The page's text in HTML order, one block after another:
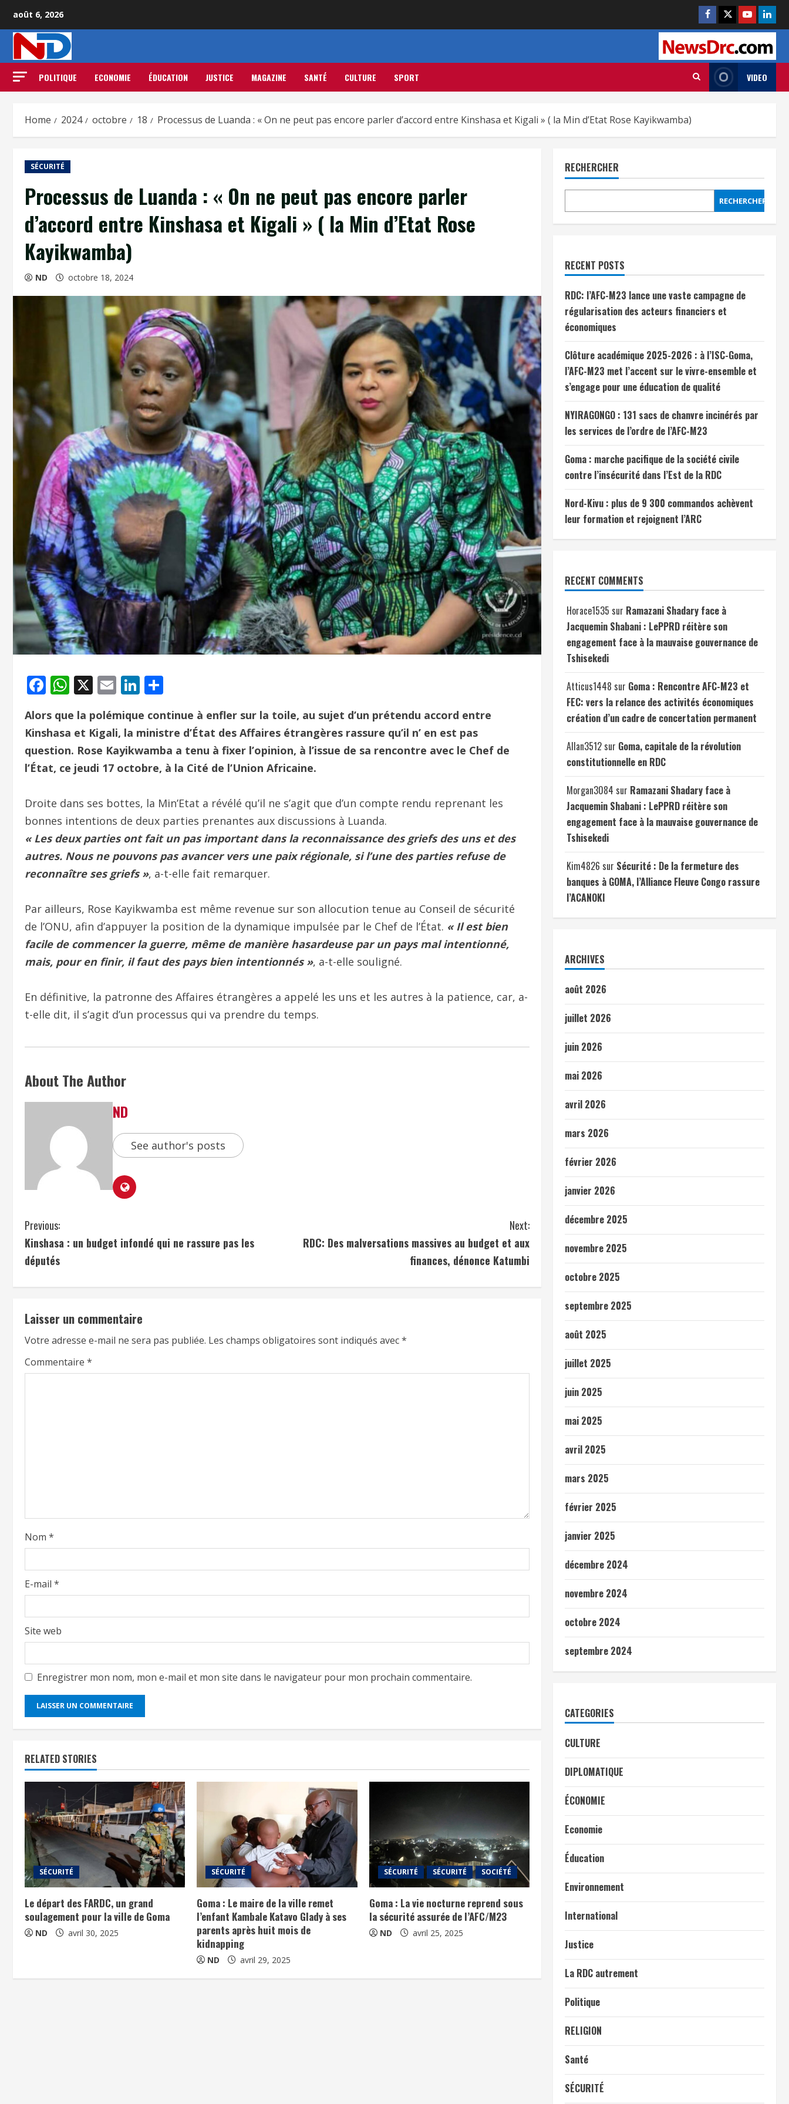
août 6, 2026
POLITIQUE ECONOMIE ÉDUCATION JUSTICE MAGAZINE SANTÉ CULTURE SPORT VIDEO
Home 2024 octobre 18 Processus de Luanda : « On ne peut pas encore parler d’accord entre Kinshasa et Kigali » ( la Min d’Etat Rose Kayikwamba)
SÉCURITÉ
Processus de Luanda : « On ne peut pas encore parler
d’accord entre Kinshasa et Kigali » ( la Min d’Etat Rose
Kayikwamba)
ND octobre 18, 2024
Facebook
WhatsApp
X EmailLinkedIn
Alors que la polémique continue à enfler sur la toile, au sujet d’un prétendu accord entre
Kinshasa et Kigali, la ministre d’État des Affaires étrangères rassure qu’il n’ en est pas
question. Rose Kayikwamba a tenu à fixer l’opinion, à l’issue de sa rencontre avec le Chef de
l’État, ce jeudi 17 octobre, à la Cité de l’Union Africaine.
Droite dans ses bottes, la Min’Etat a révélé qu’il ne s’agit que d’un compte rendu reprenant les
bonnes intentions de deux parties prenantes aux discussions à Luanda.
« Les deux parties ont fait un pas important dans la reconnaissance des griefs des uns et des
autres. Nous ne pouvons pas avancer vers une paix régionale, si l’une des parties refuse de
reconnaître ses griefs », a-t-elle fait remarquer.
Par ailleurs, Rose Kayikwamba est même revenue sur son allocution tenue au Conseil de sécurité
de l’ONU, afin d’appuyer la position de la dynamique impulsée par le Chef de l’État. « Il est bien
facile de commencer la guerre, même de manière hasardeuse par un pays mal intentionné,
mais, pour en finir, il faut des pays bien intentionnés », a-t-elle souligné.
En définitive, la patronne des Affaires étrangères a appelé les uns et les autres à la patience, car, a-
t-elle dit, il s’agit d’un processus qui va prendre du temps.
About The Author
ND
See author's posts
Previous:
Kinshasa : un budget infondé qui ne rassure pas les
députés
Next:
RDC: Des malversations massives au budget et aux
finances, dénonce Katumbi
Laisser un commentaire
Votre adresse e-mail ne sera pas publiée. Les champs obligatoires sont indiqués avec*
Commentaire *
Nom *
E-mail *
Site web
Enregistrer mon nom, mon e-mail et mon site dans le navigateur pour mon prochain commentaire.
RELATED STORIES
SÉCURITÉ
Le départ des FARDC, un grand
soulagement pour la ville de Goma
ND avril 30, 2025
SÉCURITÉ
Goma : Le maire de la ville remet
l’enfant Kambale Katavo Glady à ses
parents après huit mois de
kidnapping
ND avril 29, 2025
SÉCURITÉ SÉCURITÉ SOCIÉTÉ
Goma : La vie nocturne reprend sous
la sécurité assurée de l’AFC/M23
ND avril 25, 2025
RECHERCHER
RECHERCHER
RECENT POSTS
RDC: l’AFC-M23 lance une vaste campagne de
régularisation des acteurs financiers et
économiques
Clôture académique 2025-2026 : à l’ISC-Goma,
l’AFC-M23 met l’accent sur le vivre-ensemble et
s’engage pour une éducation de qualité
NYIRAGONGO : 131 sacs de chanvre incinérés par
les services de l’ordre de l’AFC-M23
Goma : marche pacifique de la société civile
contre l’insécurité dans l’Est de la RDC
Nord-Kivu : plus de 9 300 commandos achèvent
leur formation et rejoignent l’ARC
RECENT COMMENTS
Horace1535 sur Ramazani Shadary face à
Jacquemin Shabani : LePPRD réitère son
engagement face à la mauvaise gouvernance de
Tshisekedi
Atticus1448 sur Goma : Rencontre AFC-M23 et
FEC: vers la relance des activités économiques
création d’un cadre de concertation permanent
Allan3512 sur Goma, capitale de la révolution
constitutionnelle en RDC
Morgan3084 sur Ramazani Shadary face à
Jacquemin Shabani : LePPRD réitère son
engagement face à la mauvaise gouvernance de
Tshisekedi
Kim4826 sur Sécurité : De la fermeture des
banques à GOMA, l’Alliance Fleuve Congo rassure
l’ACANOKI
ARCHIVES
août 2026
juillet 2026
juin 2026
mai 2026
avril 2026
mars 2026
février 2026
janvier 2026
décembre 2025
novembre 2025
octobre 2025
septembre 2025
août 2025
juillet 2025
juin 2025
mai 2025
avril 2025
mars 2025
février 2025
janvier 2025
décembre 2024
novembre 2024
octobre 2024
septembre 2024
CATEGORIES
CULTURE
DIPLOMATIQUE
ÉCONOMIE
Economie
Éducation
Environnement
International
Justice
La RDC autrement
Politique
RELIGION
Santé
SÉCURITÉ